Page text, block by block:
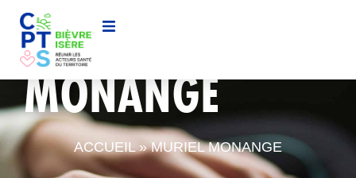
MURIEL
MONANGE
ACCUEIL»MURIEL MONANGE